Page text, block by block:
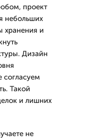
проект
небольших
хранения и
Дизайн
согласуем
Такой
и лишних
не